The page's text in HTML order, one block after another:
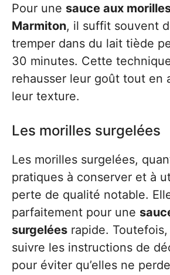
Pour une sauce aux
Marmiton, il suffit souvent
tremper dans du lait tiède
30 minutes. Cette
rehausser leur goût tout en
leur texture.
Les morilles surgelées
Les morilles surgelées,
pratiques à conserver et à
perte de qualité notable.
parfaitement pour une
surgelées rapide.
suivre les instructions de
pour éviter qu’elles ne